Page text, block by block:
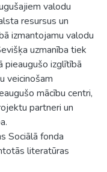
valodu
resursus un
izmantojamu valodu
uzmanība tiek
pieaugušo izglītībā
veicinošam
mācību centri,
partneri un
Sociālā fonda
literatūras